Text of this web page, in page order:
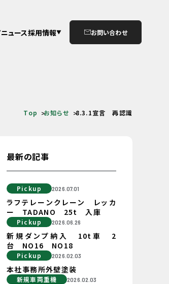
ニュース採用情報 お問い合わせ
Top お知らせ 8.3.1宣言 再認識
最新の記事
Pickup 2026.07.01
ラフテレーンクレーン レッカ
ー TADANO 25t 入庫
Pickup 2026.06.26
新規ダンプ納入 10t車 2
台 NO16 NO18
Pickup 2026.02.03
本社事務所外壁塗装
新規車両重機 2026.02.03